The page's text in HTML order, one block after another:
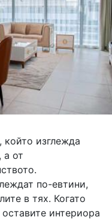
изглежда
а от
по-евтини,
в тях. Когато
интериора